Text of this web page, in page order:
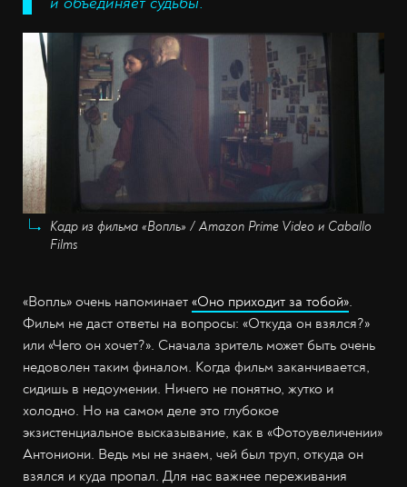
Кадр из фильма «Вопль» / Amazon Prime Video и Caballo
Films
«Вопль» очень напоминает «Оно приходит за тобой».
Фильм не даст ответы на вопросы: «Откуда он взялся?»
или «Чего он хочет?». Сначала зритель может быть очень
недоволен таким финалом. Когда фильм заканчивается,
сидишь в недоумении. Ничего не понятно, жутко и
холодно. Но на самом деле это глубокое
экзистенциальное высказывание, как в «Фотоувеличении»
Антониони. Ведь мы не знаем, чей был труп, откуда он
взялся и куда пропал. Для нас важнее переживания